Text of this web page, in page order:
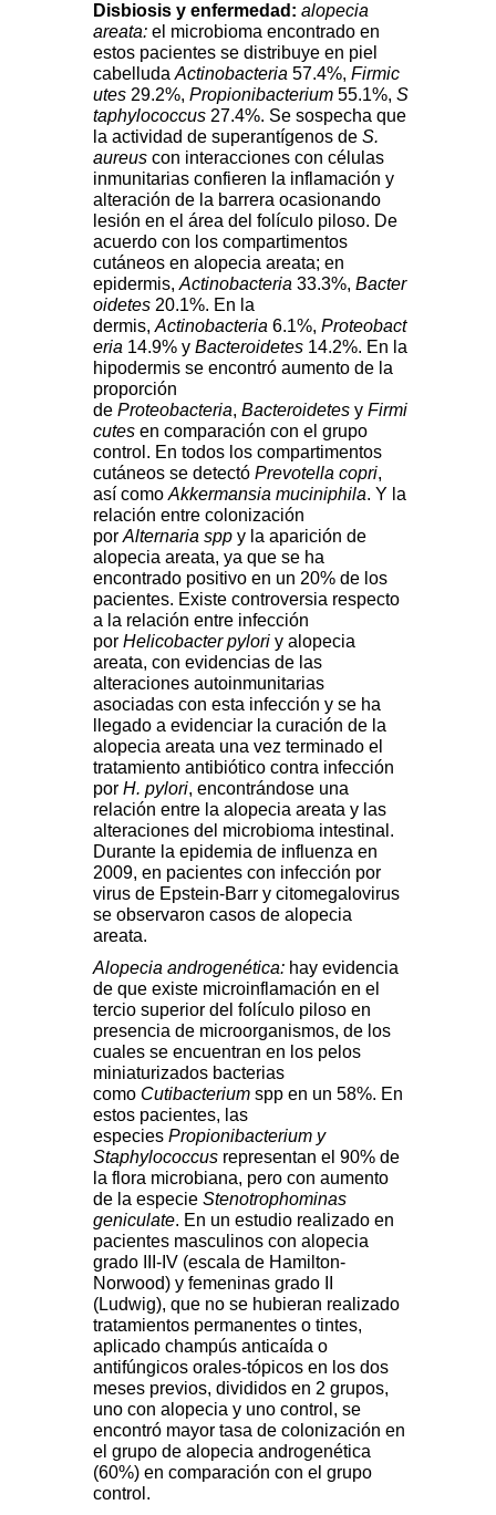
Disbiosis y enfermedad: alopecia
areata: el microbioma encontrado en
estos pacientes se distribuye en piel
cabelluda Actinobacteria 57.4%, Firmic
utes 29.2%, Propionibacterium 55.1%, S
taphylococcus 27.4%. Se sospecha que
la actividad de superantígenos de S.
aureus con interacciones con células
inmunitarias confieren la inflamación y
alteración de la barrera ocasionando
lesión en el área del folículo piloso. De
acuerdo con los compartimentos
cutáneos en alopecia areata; en
epidermis, Actinobacteria 33.3%, Bacter
oidetes 20.1%. En la
dermis, Actinobacteria 6.1%, Proteobact
eria 14.9% y Bacteroidetes 14.2%. En la
hipodermis se encontró aumento de la
proporción
de Proteobacteria, Bacteroidetes y Firmi
cutes en comparación con el grupo
control. En todos los compartimentos
cutáneos se detectó Prevotella copri,
así como Akkermansia muciniphila. Y la
relación entre colonización
por Alternaria spp y la aparición de
alopecia areata, ya que se ha
encontrado positivo en un 20% de los
pacientes. Existe controversia respecto
a la relación entre infección
por Helicobacter pylori y alopecia
areata, con evidencias de las
alteraciones autoinmunitarias
asociadas con esta infección y se ha
llegado a evidenciar la curación de la
alopecia areata una vez terminado el
tratamiento antibiótico contra infección
por H. pylori, encontrándose una
relación entre la alopecia areata y las
alteraciones del microbioma intestinal.
Durante la epidemia de influenza en
2009, en pacientes con infección por
virus de Epstein-Barr y citomegalovirus
se observaron casos de alopecia
areata.
Alopecia androgenética: hay evidencia
de que existe microinflamación en el
tercio superior del folículo piloso en
presencia de microorganismos, de los
cuales se encuentran en los pelos
miniaturizados bacterias
como Cutibacterium spp en un 58%. En
estos pacientes, las
especies Propionibacterium y
Staphylococcus representan el 90% de
la flora microbiana, pero con aumento
de la especie Stenotrophominas
geniculate. En un estudio realizado en
pacientes masculinos con alopecia
grado III-IV (escala de Hamilton-
Norwood) y femeninas grado II
(Ludwig), que no se hubieran realizado
tratamientos permanentes o tintes,
aplicado champús anticaída o
antifúngicos orales-tópicos en los dos
meses previos, divididos en 2 grupos,
uno con alopecia y uno control, se
encontró mayor tasa de colonización en
el grupo de alopecia androgenética
(60%) en comparación con el grupo
control.